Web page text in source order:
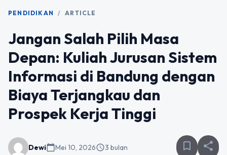
PENDIDIKAN / ARTICLE
Jangan Salah Pilih Masa
Depan: Kuliah Jurusan Sistem
Informasi di Bandung dengan
Biaya Terjangkau dan
Prospek Kerja Tinggi
Dewicalendar_todayMei 10, 2026schedule3 bulan bookmark_border share